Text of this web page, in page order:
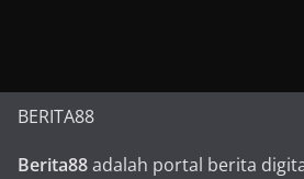
BERITA88
Berita88adalah portal berita